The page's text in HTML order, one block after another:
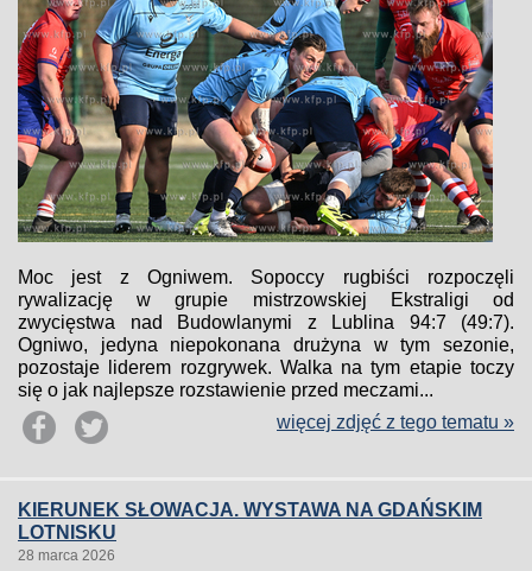
Moc jest z Ogniwem. Sopoccy rugbiści rozpoczęli
rywalizację w grupie mistrzowskiej Ekstraligi od
zwycięstwa nad Budowlanymi z Lublina 94:7 (49:7).
Ogniwo, jedyna niepokonana drużyna w tym sezonie,
pozostaje liderem rozgrywek. Walka na tym etapie toczy
się o jak najlepsze rozstawienie przed meczami...
więcej zdjęć z tego tematu »
KIERUNEK SŁOWACJA. WYSTAWA NA GDAŃSKIM
LOTNISKU
28 marca 2026